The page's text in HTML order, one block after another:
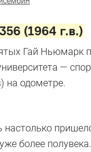
(1964 г.в.)
Гай Ньюмарк
—
на одометре.
настолько
более